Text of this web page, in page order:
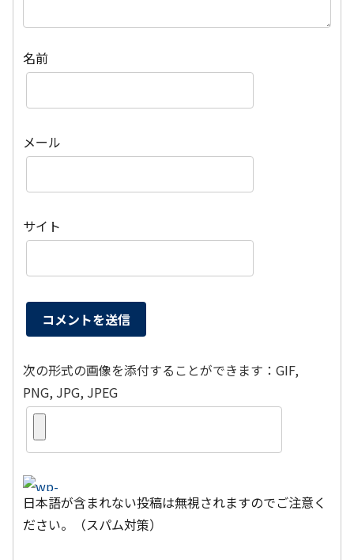
名前
メール
サイト
次の形式の画像を添付することができます：GIF,
PNG, JPG, JPEG
日本語が含まれない投稿は無視されますのでご注意く
ださい。（スパム対策）